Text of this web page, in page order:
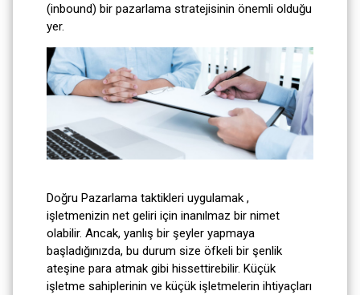
(inbound) bir pazarlama stratejisinin önemli olduğu
yer.
Doğru Pazarlama taktikleri uygulamak ,
işletmenizin net geliri için inanılmaz bir nimet
olabilir. Ancak, yanlış bir şeyler yapmaya
başladığınızda, bu durum size öfkeli bir şenlik
ateşine para atmak gibi hissettirebilir. Küçük
işletme sahiplerinin ve küçük işletmelerin ihtiyaçları